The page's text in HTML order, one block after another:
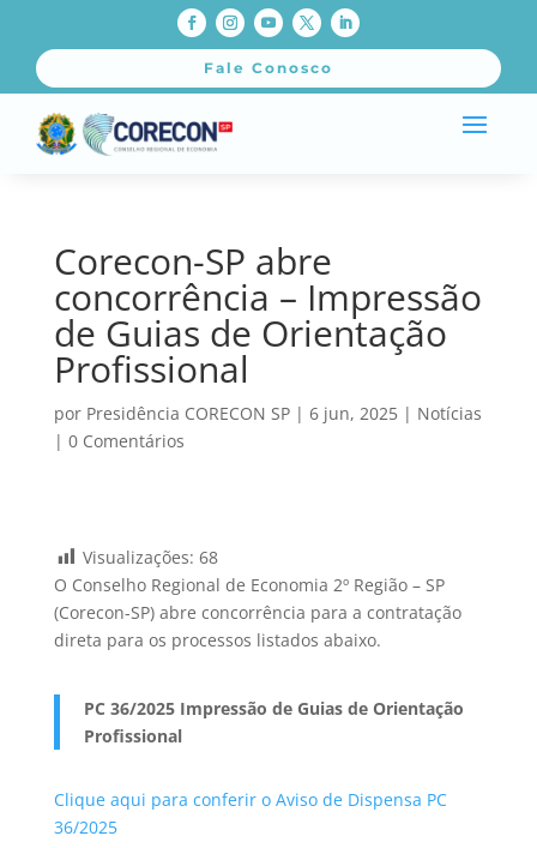
Fale Conosco
Corecon-SP abre
concorrência – Impressão
de Guias de Orientação
Profissional
por Presidência CORECON SP| 6 jun, 2025| Notícias
| 0 Comentários
Visualizações: 68
O Conselho Regional de Economia 2º Região – SP
(Corecon-SP) abre concorrência para a contratação
direta para os processos listados abaixo.
PC 36/2025 Impressão de Guias de Orientação
Profissional
Clique aqui para conferir o Aviso de Dispensa PC
36/2025